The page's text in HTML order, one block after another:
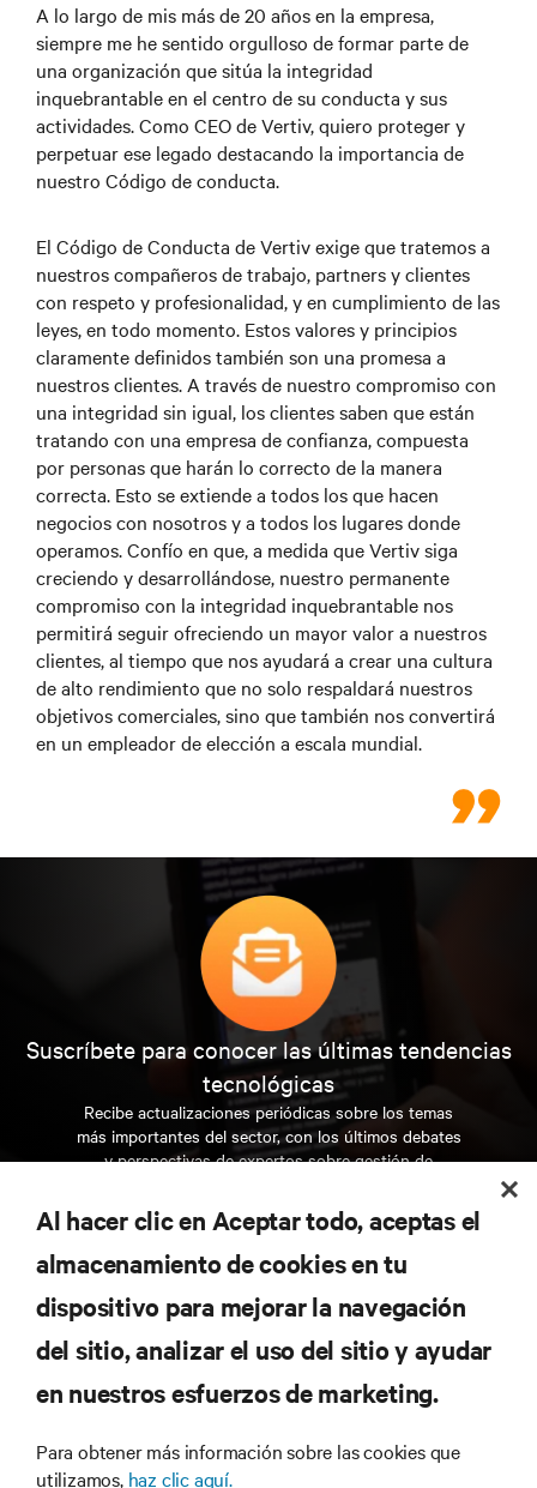
A lo largo de mis más de 20 años en la empresa,
siempre me he sentido orgulloso de formar parte de
una organización que sitúa la integridad
inquebrantable en el centro de su conducta y sus
actividades. Como CEO de Vertiv, quiero proteger y
perpetuar ese legado destacando la importancia de
nuestro Código de conducta.
El Código de Conducta de Vertiv exige que tratemos a
nuestros compañeros de trabajo, partners y clientes
con respeto y profesionalidad, y en cumplimiento de las
leyes, en todo momento. Estos valores y principios
claramente definidos también son una promesa a
nuestros clientes. A través de nuestro compromiso con
una integridad sin igual, los clientes saben que están
tratando con una empresa de confianza, compuesta
por personas que harán lo correcto de la manera
correcta. Esto se extiende a todos los que hacen
negocios con nosotros y a todos los lugares donde
operamos. Confío en que, a medida que Vertiv siga
creciendo y desarrollándose, nuestro permanente
compromiso con la integridad inquebrantable nos
permitirá seguir ofreciendo un mayor valor a nuestros
clientes, al tiempo que nos ayudará a crear una cultura
de alto rendimiento que no solo respaldará nuestros
objetivos comerciales, sino que también nos convertirá
en un empleador de elección a escala mundial.
Suscríbete para conocer las últimas tendencias
tecnológicas
Recibe actualizaciones periódicas sobre los temas
más importantes del sector, con los últimos debates
y perspectivas de expertos sobre gestión de
REGÍSTRATE AHORA
SOPORTE
CORPORATIVO
Al hacer clic en Aceptar todo, aceptas el
almacenamiento de cookies en tu
dispositivo para mejorar la navegación
del sitio, analizar el uso del sitio y ayudar
en nuestros esfuerzos de marketing.
Para obtener más información sobre las cookies que
utilizamos, haz clic aquí.